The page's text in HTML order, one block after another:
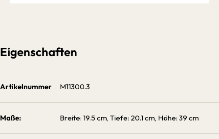
Eigenschaften
Artikelnummer M11300.3
Maße: Breite: 19.5 cm, Tiefe: 20.1 cm, Höhe: 39 cm